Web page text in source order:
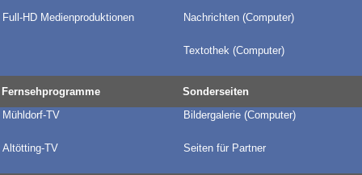
Full-HD Medienproduktionen Nachrichten (Computer)
Textothek (Computer)
Fernsehprogramme
Sonderseiten
Mühldorf-TV
Bildergalerie (Computer)
Altötting-TV Seiten für Partner